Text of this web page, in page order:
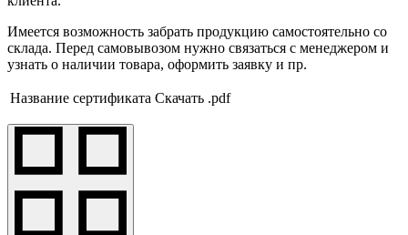
Имеется возможность забрать продукцию самостоятельно со
склада. Перед самовывозом нужно связаться с менеджером и
узнать о наличии товара, оформить заявку и пр.
Название сертификата Скачать .pdf